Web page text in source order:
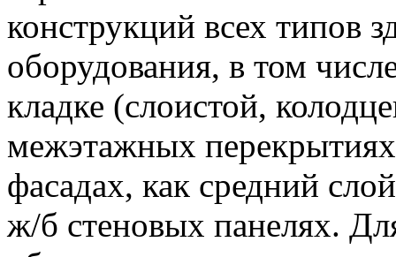
конструкций всех типов
оборудования, в том
кладке (слоистой,
межэтажных
фасадах, как средний
ж/б стеновых панелях.